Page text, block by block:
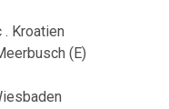
. Kroatien
(E)